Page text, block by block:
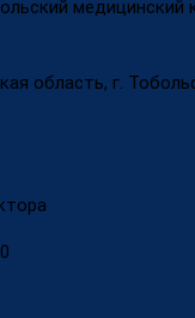
медицинский
область, г.